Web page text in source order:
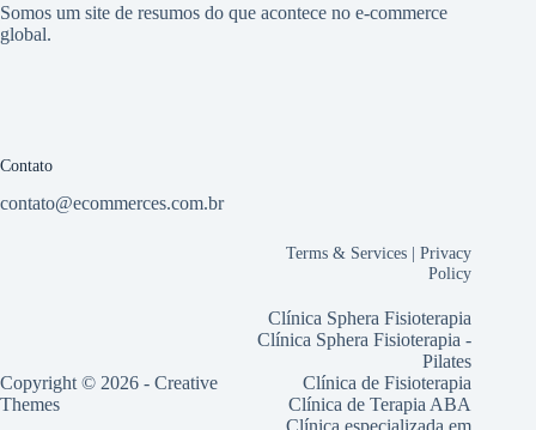
Somos um site de resumos do que acontece no e-commerce
global.
Contato
contato@ecommerces.com.br
Copyright © 2026 - Creative
Themes
Terms & Services |Privacy
Policy
Clínica Sphera Fisioterapia
Clínica Sphera Fisioterapia -
Pilates
Clínica de Fisioterapia
Clínica de Terapia ABA
Clínica especializada em